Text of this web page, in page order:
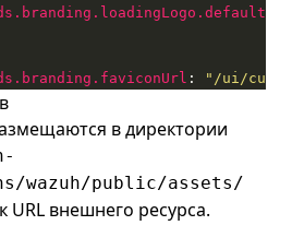
: "/ui/
в директории
wazuh/public/assets/
URL внешнего ресурса.